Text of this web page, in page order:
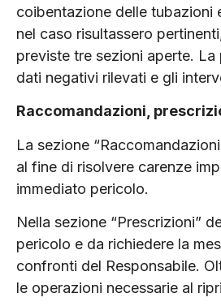
coibentazione delle tubazioni
nel caso risultassero
previste tre sezioni aperte. La
dati negativi rilevati e gli
Raccomandazioni,
La sezione
al fine di risolvere carenze
immediato pericolo.
Nella sezione “Prescrizioni”
pericolo e da richiedere la
confronti del Responsabile.
le operazioni necessarie al